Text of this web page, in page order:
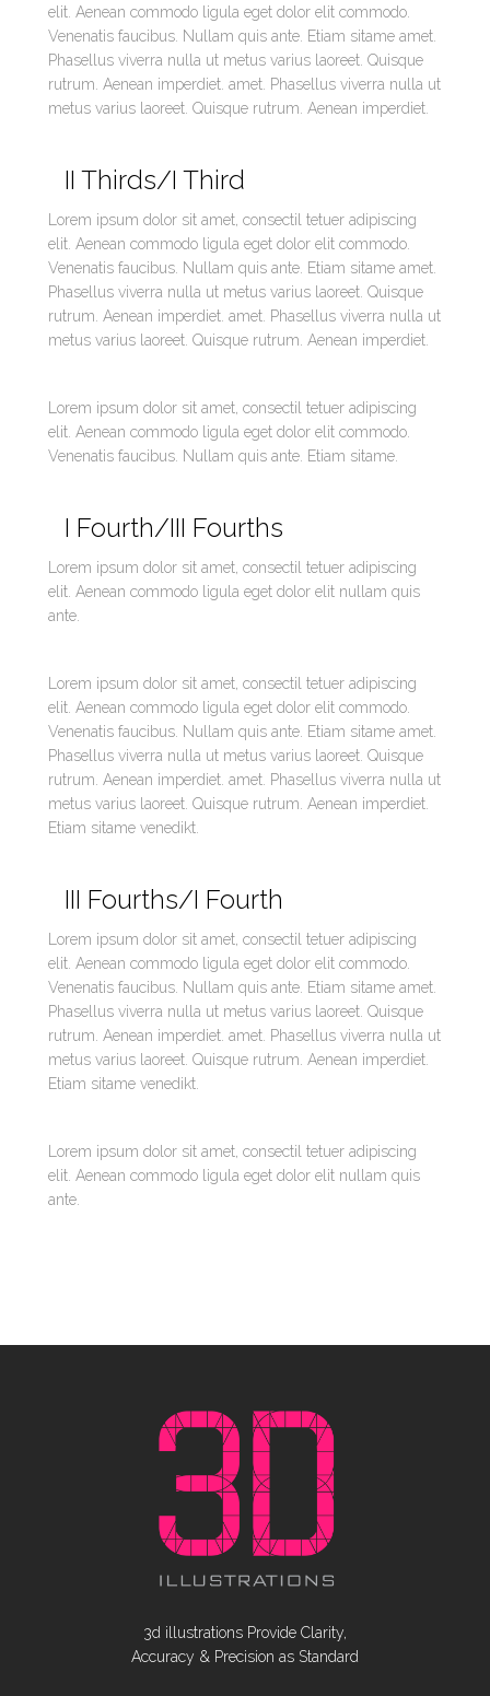
elit. Aenean commodo ligula eget dolor elit commodo.
Venenatis faucibus. Nullam quis ante. Etiam sitame amet.
Phasellus viverra nulla ut metus varius laoreet. Quisque
rutrum. Aenean imperdiet. amet. Phasellus viverra nulla ut
metus varius laoreet. Quisque rutrum. Aenean imperdiet.
II Thirds/I Third
Lorem ipsum dolor sit amet, consectil tetuer adipiscing
elit. Aenean commodo ligula eget dolor elit commodo.
Venenatis faucibus. Nullam quis ante. Etiam sitame amet.
Phasellus viverra nulla ut metus varius laoreet. Quisque
rutrum. Aenean imperdiet. amet. Phasellus viverra nulla ut
metus varius laoreet. Quisque rutrum. Aenean imperdiet.
Lorem ipsum dolor sit amet, consectil tetuer adipiscing
elit. Aenean commodo ligula eget dolor elit commodo.
Venenatis faucibus. Nullam quis ante. Etiam sitame.
I Fourth/III Fourths
Lorem ipsum dolor sit amet, consectil tetuer adipiscing
elit. Aenean commodo ligula eget dolor elit nullam quis
ante.
Lorem ipsum dolor sit amet, consectil tetuer adipiscing
elit. Aenean commodo ligula eget dolor elit commodo.
Venenatis faucibus. Nullam quis ante. Etiam sitame amet.
Phasellus viverra nulla ut metus varius laoreet. Quisque
rutrum. Aenean imperdiet. amet. Phasellus viverra nulla ut
metus varius laoreet. Quisque rutrum. Aenean imperdiet.
Etiam sitame venedikt.
III Fourths/I Fourth
Lorem ipsum dolor sit amet, consectil tetuer adipiscing
elit. Aenean commodo ligula eget dolor elit commodo.
Venenatis faucibus. Nullam quis ante. Etiam sitame amet.
Phasellus viverra nulla ut metus varius laoreet. Quisque
rutrum. Aenean imperdiet. amet. Phasellus viverra nulla ut
metus varius laoreet. Quisque rutrum. Aenean imperdiet.
Etiam sitame venedikt.
Lorem ipsum dolor sit amet, consectil tetuer adipiscing
elit. Aenean commodo ligula eget dolor elit nullam quis
ante.
3d illustrations Provide Clarity,
Accuracy & Precision as Standard